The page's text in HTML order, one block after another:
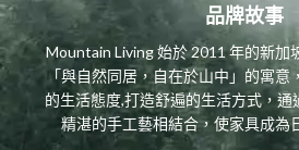
品牌故事
Mountain Living 始於 2011 年的新加
「與自然同居，自在於山中」的寓意
的生活態度,打造舒遍的生活方式，
精湛的手工藝相結合，使家具成為